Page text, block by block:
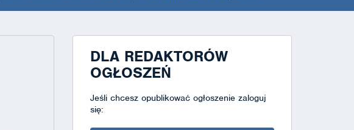
DLA REDAKTORÓW
OGŁOSZEŃ
Jeśli chcesz opublikować ogłoszenie zaloguj
się: